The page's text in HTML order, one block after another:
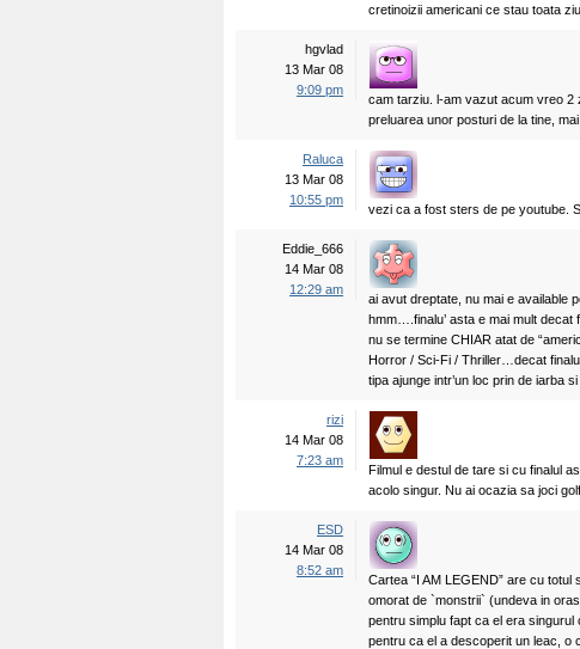
cretinoizii americani ce stau toata
hgvlad
13 Mar 08
9:09 pm
cam tarziu. l-am vazut acum vreo 2
preluarea unor posturi de la tine, mai
Raluca
13 Mar 08
10:55 pm
vezi ca a fost sters de pe youtube.
Eddie_666
14 Mar 08
12:29 am
ai avut dreptate, nu mai e available
hmm….finalu’ asta e mai mult
nu se termine CHIAR atat de
Horror / Sci-Fi / Thriller…decat
tipa ajunge intr’un loc prin de iarba
rizi
14 Mar 08
7:23 am
Filmul e destul de tare si cu finalul
acolo singur. Nu ai ocazia sa joci
ESD
14 Mar 08
8:52 am
Cartea “I AM LEGEND” are cu totul
omorat de `monstrii` (undeva in
pentru simplu fapt ca el era
pentru ca el a descoperit un leac, o